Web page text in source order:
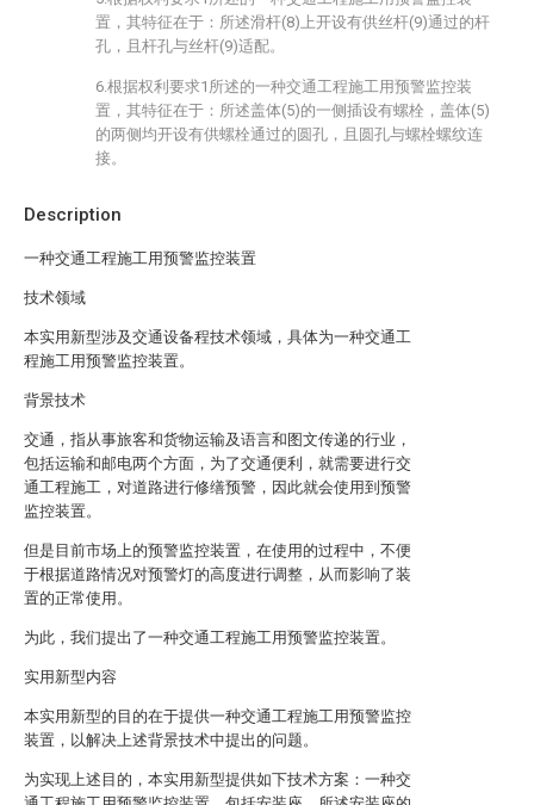
Description
一种交通工程施工用预警监控装置
技术领域
本实用新型涉及交通设备程技术领域，具体为一种交通工
程施工用预警监控装置。
背景技术
交通，指从事旅客和货物运输及语言和图文传递的行业，
包括运输和邮电两个方面，为了交通便利，就需要进行交
通工程施工，对道路进行修缮预警，因此就会使用到预警
监控装置。
但是目前市场上的预警监控装置，在使用的过程中，不便
于根据道路情况对预警灯的高度进行调整，从而影响了装
置的正常使用。
为此，我们提出了一种交通工程施工用预警监控装置。
实用新型内容
本实用新型的目的在于提供一种交通工程施工用预警监控
装置，以解决上述背景技术中提出的问题。
为实现上述目的，本实用新型提供如下技术方案：一种交
置，其特征在于：所述滑杆(8)上开设有供丝杆(9)通过的杆
孔，且杆孔与丝杆(9)适配。
6.根据权利要求1所述的一种交通工程施工用预警监控装
置，其特征在于：所述盖体(5)的一侧插设有螺栓，盖体(5)
的两侧均开设有供螺栓通过的圆孔，且圆孔与螺栓螺纹连
接。